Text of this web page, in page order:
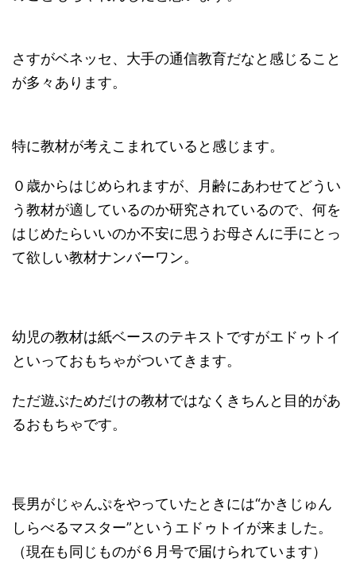
さすがベネッセ、大手の通信教育だなと感じること
が多々あります。
特に教材が考えこまれていると感じます。
０歳からはじめられますが、月齢にあわせてどうい
う教材が適しているのか研究されているので、何を
はじめたらいいのか不安に思うお母さんに手にとっ
て欲しい教材ナンバーワン。
幼児の教材は紙ベースのテキストですがエドゥトイ
といっておもちゃがついてきます。
ただ遊ぶためだけの教材ではなくきちんと目的があ
るおもちゃです。
長男がじゃんぷをやっていたときには“かきじゅん
しらべるマスター”というエドゥトイが来ました。
（現在も同じものが６月号で届けられています）